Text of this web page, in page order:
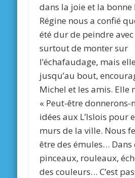
dans la joie et la bonne
Régine nous a confié
été dur de peindre
surtout de monter sur
l’échafaudage, mais
jusqu’au bout,
Michel et les amis. Elle
« Peut-être donnerons-
idées aux L’Islois pour
murs de la ville. Nous
être des émules… Dans
pinceaux, rouleaux,
des couleurs… C’est